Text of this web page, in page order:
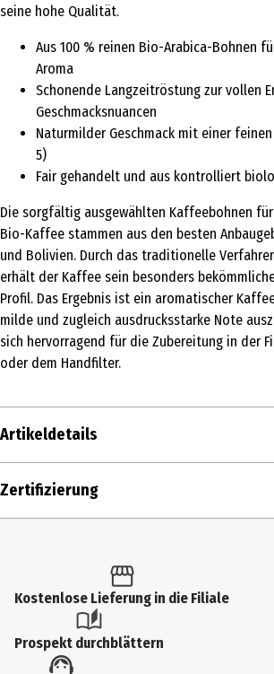
seine hohe Qualität.
Aus 100 % reinen Bio-Arabica-Bohnen
Aroma
Schonende Langzeitröstung zur vollen
Geschmacksnuancen
Naturmilder Geschmack mit einer
5)
Fair gehandelt und aus kontrolliert
Die sorgfältig ausgewählten Kaffeebohnen
Bio-Kaffee stammen aus den besten
und Bolivien. Durch das traditionelle
erhält der Kaffee sein besonders
Profil. Das Ergebnis ist ein aromatischer
milde und zugleich ausdrucksstarke Note
sich hervorragend für die Zubereitung in der
oder dem Handfilter.
Artikeldetails
Inhalt
Kaffee gemahlen & ganze Bohnen
Zutaten
100% Bio Arabica Kaffee
Zertifizierung
Zertifizierung
Kostenlose Lieferung in die Filiale
Prospekt durchblättern